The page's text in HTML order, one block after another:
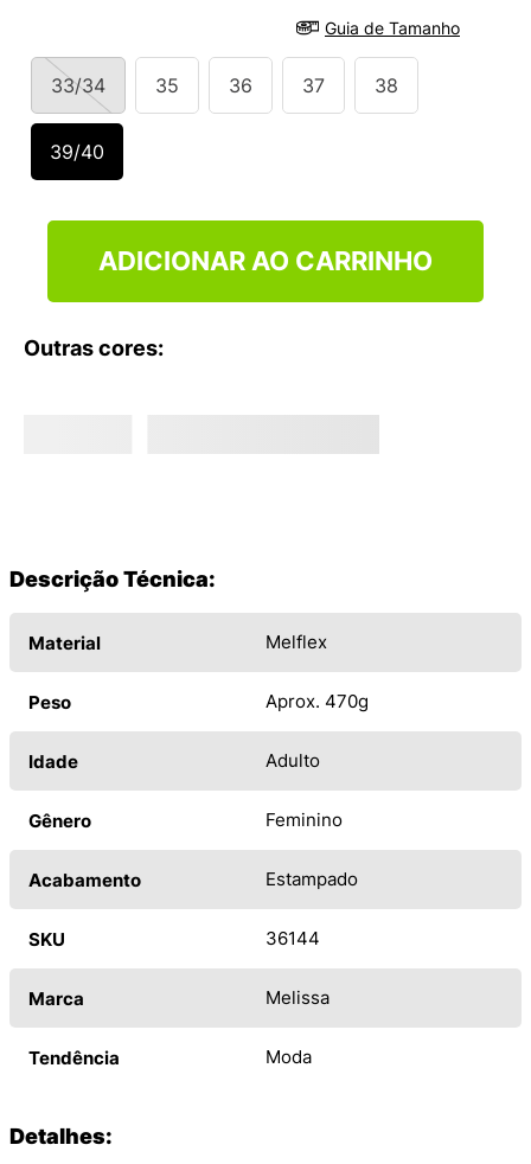
Guia de Tamanho
33/34 35 36 37 38
39/40
ADICIONAR AO CARRINHO
Outras cores:
Descrição Técnica:
Material Melflex
Peso Aprox. 470g
Idade Adulto
Gênero Feminino
Acabamento Estampado
SKU 36144
Marca Melissa
Tendência Moda
Detalhes:
10º NEW 530